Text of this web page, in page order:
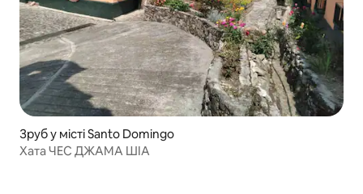
Зруб у місті Santo Domingo
Хата ЧЕС ДЖАМА ШІА